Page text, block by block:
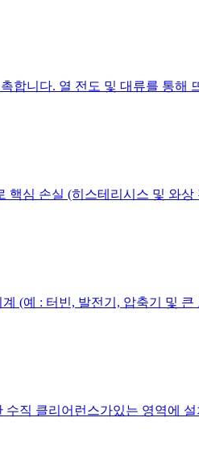
합니다. 열 전도 및 대류를 통해
심 손실 (히스테리시스 및 와상
(예 : 터빈, 발전기, 압축기 및 큰
직 클리어런스가있는 영역에